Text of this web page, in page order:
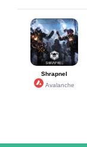
Shrapnel
Avalanche